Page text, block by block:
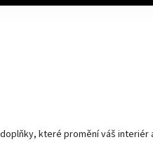
které promění váš interiér